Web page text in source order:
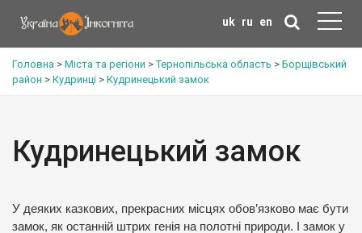
uk ru en
Головна > Міста та регіони >Тернопільська область > Борщівський
район > Кудринці > Кудринецький замок
Кудринецький замок
У деяких казкових, прекрасних місцях обов’язково має бути
замок, як останній штрих генія на полотні природи. І замок у